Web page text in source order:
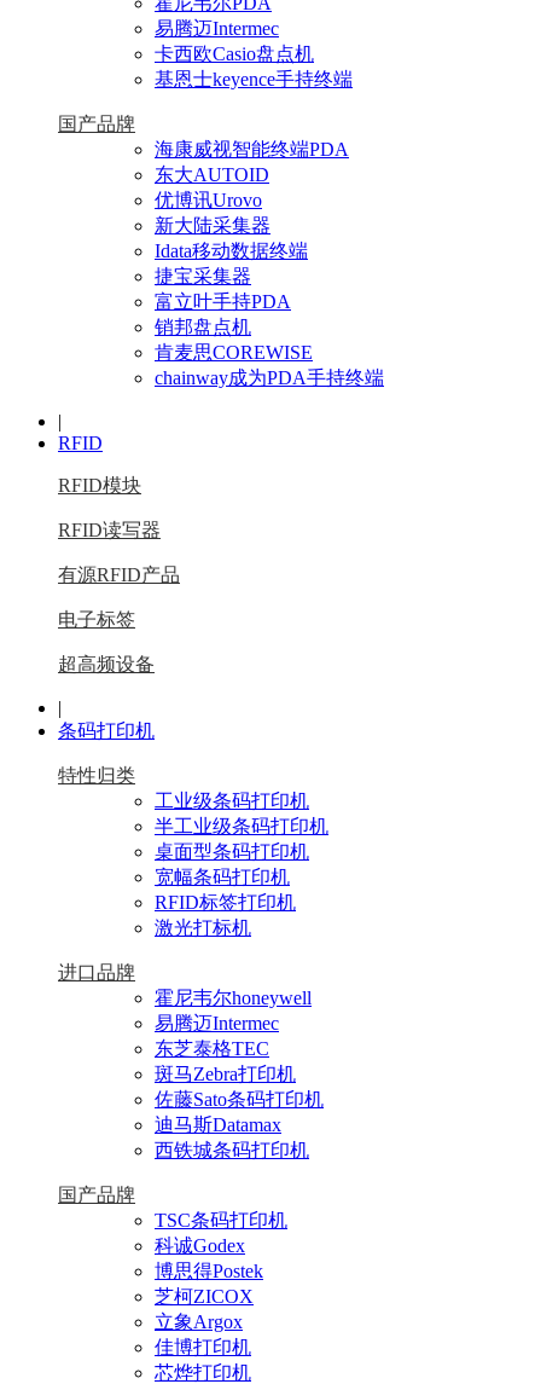
易腾迈Intermec
卡西欧Casio盘点机
基恩士keyence手持终端
国产品牌
海康威视智能终端PDA
东大AUTOID
优博讯Urovo
新大陆采集器
Idata移动数据终端
捷宝采集器
富立叶手持PDA
销邦盘点机
肯麦思COREWISE
chainway成为PDA手持终端
|
RFID
RFID模块
RFID读写器
有源RFID产品
电子标签
超高频设备
|
条码打印机
特性归类
工业级条码打印机
半工业级条码打印机
桌面型条码打印机
宽幅条码打印机
RFID标签打印机
激光打标机
进口品牌
霍尼韦尔honeywell
易腾迈Intermec
东芝泰格TEC
斑马Zebra打印机
佐藤Sato条码打印机
迪马斯Datamax
西铁城条码打印机
国产品牌
TSC条码打印机
科诚Godex
博思得Postek
芝柯ZICOX
立象Argox
佳博打印机
芯烨打印机